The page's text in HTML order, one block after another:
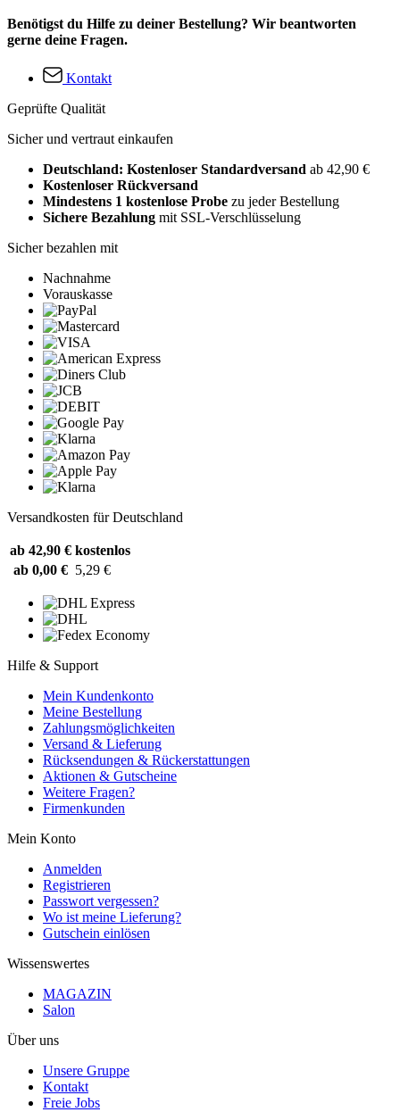
Benötigst du Hilfe zu deiner Bestellung? Wir beantworten
gerne deine Fragen.
Kontakt
Geprüfte Qualität
Sicher und vertraut einkaufen
Deutschland: Kostenloser Standardversand ab 42,90 €
Kostenloser Rückversand
Mindestens 1 kostenlose Probe zu jeder Bestellung
Sichere Bezahlung mit SSL-Verschlüsselung
Sicher bezahlen mit
Nachnahme
Vorauskasse
Versandkosten für Deutschland
ab 42,90 € kostenlos
ab 0,00 € 5,29 €
Hilfe & Support
Mein Kundenkonto
Meine Bestellung
Zahlungsmöglichkeiten
Versand & Lieferung
Rücksendungen & Rückerstattungen
Aktionen & Gutscheine
Weitere Fragen?
Firmenkunden
Mein Konto
Anmelden
Registrieren
Passwort vergessen?
Wo ist meine Lieferung?
Gutschein einlösen
Wissenswertes
MAGAZIN
Salon
Über uns
Unsere Gruppe
Kontakt
Freie Jobs